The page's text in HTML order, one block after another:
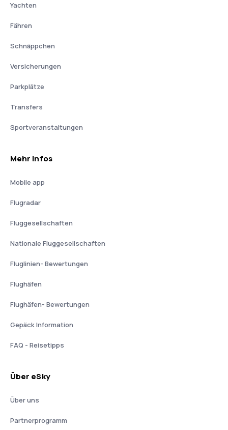
Yachten
Fähren
Schnäppchen
Versicherungen
Parkplätze
Transfers
Sportveranstaltungen
Mehr Infos
Mobile app
Flugradar
Fluggesellschaften
Nationale Fluggesellschaften
Fluglinien- Bewertungen
Flughäfen
Flughäfen- Bewertungen
Gepäck Information
FAQ - Reisetipps
Über eSky
Über uns
Partnerprogramm